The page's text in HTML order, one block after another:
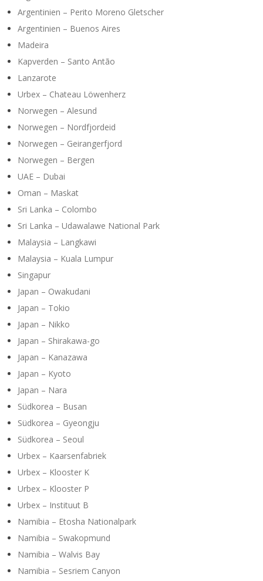
Argentinien – Perito Moreno Gletscher
Argentinien – Buenos Aires
Madeira
Kapverden – Santo Antão
Lanzarote
Urbex – Chateau Löwenherz
Norwegen – Alesund
Norwegen – Nordfjordeid
Norwegen – Geirangerfjord
Norwegen – Bergen
UAE – Dubai
Oman – Maskat
Sri Lanka – Colombo
Sri Lanka – Udawalawe National Park
Malaysia – Langkawi
Malaysia – Kuala Lumpur
Singapur
Japan – Owakudani
Japan – Tokio
Japan – Nikko
Japan – Shirakawa-go
Japan – Kanazawa
Japan – Kyoto
Japan – Nara
Südkorea – Busan
Südkorea – Gyeongju
Südkorea – Seoul
Urbex – Kaarsenfabriek
Urbex – Klooster K
Urbex – Klooster P
Urbex – Instituut B
Namibia – Etosha Nationalpark
Namibia – Swakopmund
Namibia – Walvis Bay
Namibia – Sesriem Canyon